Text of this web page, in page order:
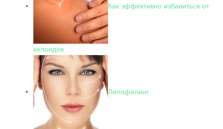
Как эффективно избавиться от
келоидов
Липофилинг